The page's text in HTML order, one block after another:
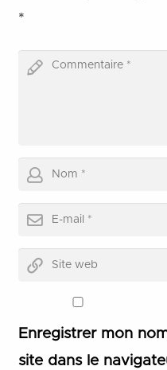
*
Enregistrer mon
site dans le